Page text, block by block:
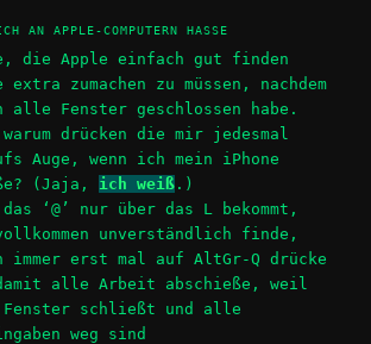
AN APPLE-COMPUTERN HASSE
die Apple einfach gut finden
extra zumachen zu müssen, nachdem
alle Fenster geschlossen habe.
drücken die mir jedesmal
Auge, wenn ich mein iPhone
(Jaja, ich weiß.)
das ‘@’ nur über das L bekommt,
unverständlich finde,
immer erst mal auf AltGr-Q drücke
alle Arbeit abschieße, weil
Fenster schließt und alle
weg sind